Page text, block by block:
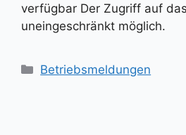
verfügbar Der Zugriff auf
uneingeschränkt möglich.
Kategorien
Betriebsmeldungen